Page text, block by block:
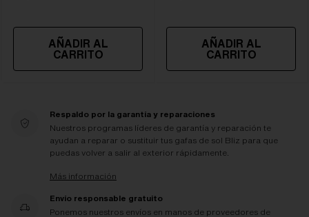
AÑADIR AL
CARRITO
AÑADIR AL
CARRITO
Respaldo por la garantía y reparaciones
Nuestros programas líderes de garantía y reparación te
ayudan a reparar o sustituir tus gafas de sol Bliz para que
puedas volver a salir al exterior rápidamente.
Más información
Envío responsable gratuito
Ponemos nuestros envíos en manos de proveedores de